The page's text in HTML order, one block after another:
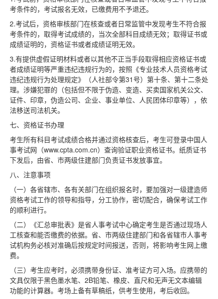
考条件的，考试报名无效，已缴费用不予退还。
2.考试后，资格审核部门在核查或者日常监管中发现考生不符合报
考条件的，取得考试成绩的，当次全部科目成绩无效；取得证书或
成绩证明的，资格证书或者成绩证明无效。
3.有提供虚假证明材料或者以其他不正当手段取得相应资格证书或
者成绩证明等严重违纪违规行为的，按照《专业技术人员资格考试
违纪违规行为处理规定》（人社部令第31号）第十条、第十二条处
理。涉嫌犯罪的（包括但不限于伪造、变造、买卖国家机关公文、
证件、印章，伪造公司、企业、事业单位、人民团体印章等），依
法移送司法机关。
七、资格证书办理
考生所有科目考试成绩合格并通过资格核查后，考生可登录中国人
事考试网（www.cpta.com.cn）查询验证职业资格证书。纸质证书
下发后，由省、市两级住建部门负责证书发放事宜。
八、注意事项
（一）各省辖市、各有关部门在组织报名时，要加强对一级建造师
资格考试工作的领导和指导，分工协作，密切配合，确保考试工作
的顺利进行。
（二）《汇总审批表》是省人事考试中心确定考生是否通过现场人
工核查和能否缴费的依据。省、市两级住建部门和各省辖市人事考
试机构务必核对准确后按规定时间报送，否则，将影响考生网上缴
费。
（三）考生应考时，必须携带身份证、准考证方可入场。应携带的
文具仅限于黑色墨水笔、2B铅笔、橡皮、直尺和无声无文本编辑
功能的计算器。考场上备有草稿纸，供考生使用，考后收回。